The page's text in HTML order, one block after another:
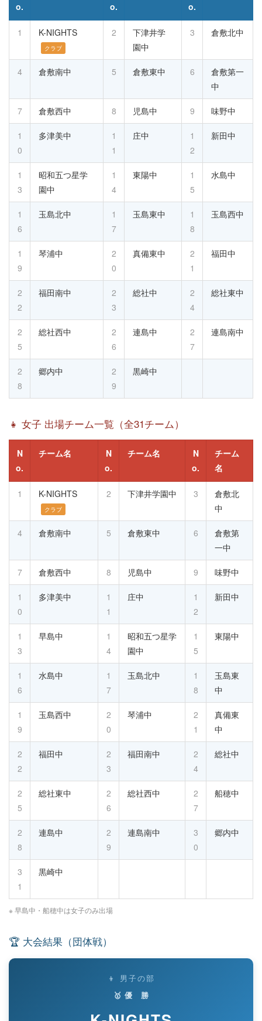
o.
o.
o.
1 K-NIGHTS
クラブ
2
下津井学
園中
3 倉敷北中
4 倉敷南中 5 倉敷東中 6
倉敷第一
中
7 倉敷西中 8 児島中 9 味野中
1
0
多津美中
1
1
庄中
1
2
新田中
1
3
昭和五つ星学
園中
1
4
東陽中
1
5
水島中
1
6
玉島北中
1
7
玉島東中
1
8
玉島西中
1
9
琴浦中
2
0
真備東中
2
1
福田中
2
2
福田南中
2
3
総社中
2
4
総社東中
2
5
総社西中
2
6
連島中
2
7
連島南中
2
8
郷内中
2
9
黒崎中
👧 女子 出場チーム一覧（全31チーム）
N
o.
チーム名
N
o.
チーム名
N
o.
チーム
名
1 K-NIGHTS
クラブ
2 下津井学園中 3
倉敷北
中
4 倉敷南中 5 倉敷東中 6
倉敷第
一中
7 倉敷西中 8 児島中 9 味野中
1
0
多津美中
1
1
庄中
1
2
新田中
1
3
早島中
1
4
昭和五つ星学
園中
1
5
東陽中
1
6
水島中
1
7
玉島北中
1
8
玉島東
中
1
9
玉島西中
2
0
琴浦中
2
1
真備東
中
2
2
福田中
2
3
福田南中
2
4
総社中
2
5
総社東中
2
6
総社西中
2
7
船穂中
2
8
連島中
2
9
連島南中
3
0
郷内中
3
1
黒崎中
※ 早島中・船穂中は女子のみ出場
🏆 大会結果（団体戦）
👦 男子の部
🥇 優 勝